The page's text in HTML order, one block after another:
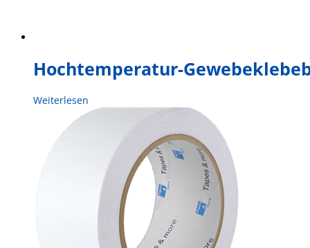
Hochtemperatur-
Weiterlesen